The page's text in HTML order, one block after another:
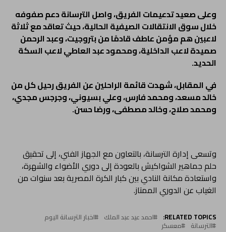
وعلى صعيد تدعيمات الفريق، واصل الترسانة دعم صفوفه
خلال سوق الانتقالات الصيفية الحالية، حيث تعاقد مع ثلاثة
لاعبين هم مؤمن عاطف قادمًا من بتروجيت، وعبد الرحمن
صميدة لاعب الداخلية، ومحمود عبد العاطي لاعب السكة
الحديد.
في المقابل، شهدت قائمة الراحلين عن الفريق رحيل كل من
خالد مسعد، ومحمد فارس، وعلي بسيوني، وجرجس مجدي،
ومحمد صلاح، وخالد مصطفى، ورضا حسن.
وتسعى إدارة الترسانة، بالتعاون مع الجهاز الفني، إلى تحقيق
حلم جماهير الشواكيش بالعودة إلى دوري الأضواء والشهرة،
واستعادة مكانة النادي بين كبار الكرة المصرية بعد سنوات من
الغياب عن الدوري الممتاز.
RELATED TOPICS: احمد عيد عبد الملك اخبار الترسانة اليوم
الترسانة معسكر